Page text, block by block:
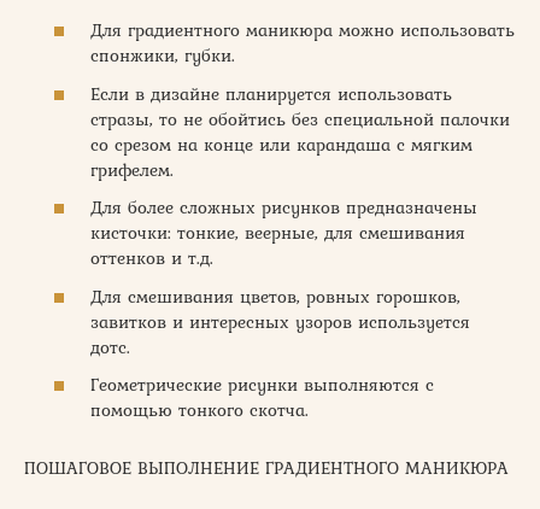
Для градиентного маникюра можно использовать
спонжики, губки.
Если в дизайне планируется использовать
стразы, то не обойтись без специальной палочки
со срезом на конце или карандаша с мягким
грифелем.
Для более сложных рисунков предназначены
кисточки: тонкие, веерные, для смешивания
оттенков и т.д.
Для смешивания цветов, ровных горошков,
завитков и интересных узоров используется
дотс.
Геометрические рисунки выполняются с
помощью тонкого скотча.
ПОШАГОВОЕ ВЫПОЛНЕНИЕ ГРАДИЕНТНОГО МАНИКЮРА